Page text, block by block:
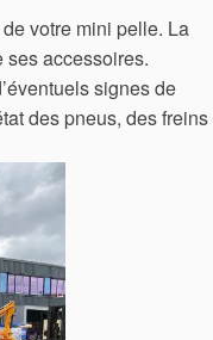
votre mini pelle. La
ses accessoires.
signes de
des pneus, des freins